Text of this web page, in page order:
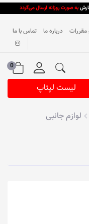
مقررات درباره ما تماس با ما
0
لیست لپتاپ
لوازم جانبی